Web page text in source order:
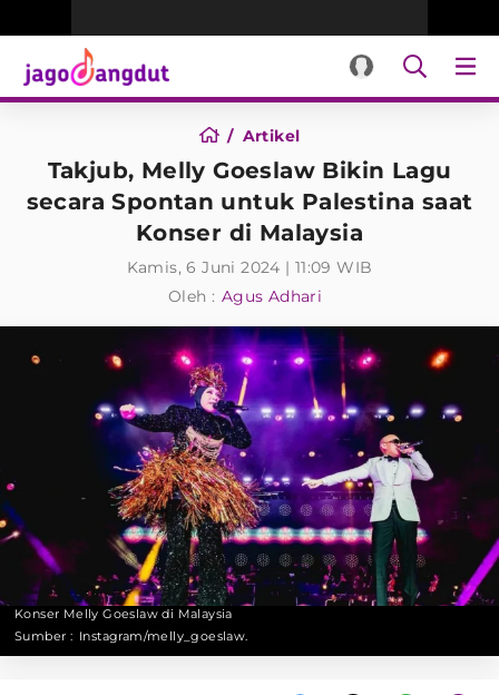
Artikel
Takjub, Melly Goeslaw Bikin Lagu
secara Spontan untuk Palestina saat
Konser di Malaysia
Kamis, 6 Juni 2024 | 11:09 WIB
Oleh : Agus Adhari
Konser Melly Goeslaw di Malaysia
Sumber : Instagram/melly_goeslaw.